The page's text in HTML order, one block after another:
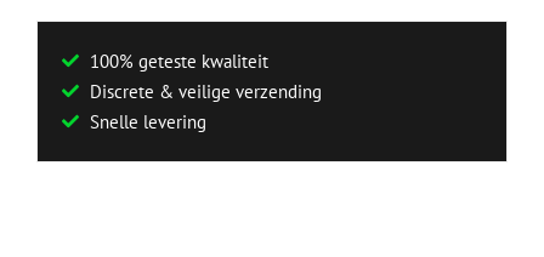
100% geteste kwaliteit
Discrete & veilige verzending
Snelle levering